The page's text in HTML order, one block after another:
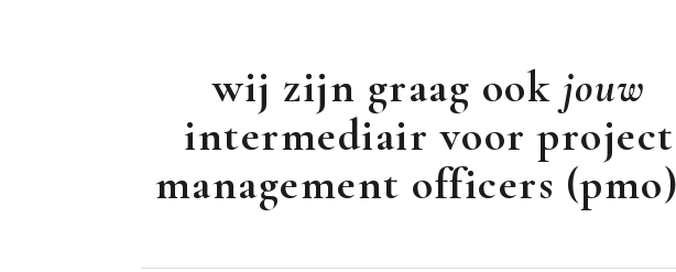
wij zijn graag ook jouw
intermediair voor project
management officers (pmo)